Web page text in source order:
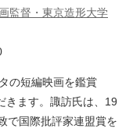
監督・東京造形大学
の短編映画を鑑賞
きます。諏訪氏は、19
で国際批評家連盟賞を